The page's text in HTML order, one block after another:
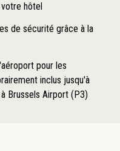
hôtel
de sécurité grâce à la
pour les
inclus jusqu'à
Brussels Airport (P3)